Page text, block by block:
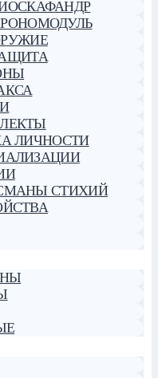
ЛИЧНОСТИ
СТИХИЙ